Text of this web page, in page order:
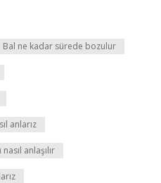
Bal ne kadar sürede bozulur
anlarız
anlaşılır